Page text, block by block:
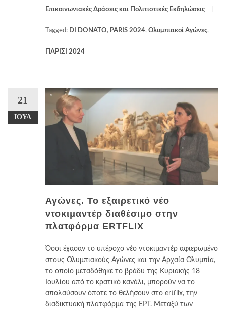
Επικοινωνιακές Δράσεις και Πολιτιστικές Εκδηλώσεις
Tagged: DI DONATO, PARIS 2024, Ολυμπιακοί Αγώνες,
ΠΑΡΙΣΙ 2024
21
ΙΟΎΛ
Αγώνες. Το εξαιρετικό νέο
ντοκιμαντέρ διαθέσιμο στην
πλατφόρμα ERTFLIX
Όσοι έχασαν το υπέροχο νέο ντοκιμαντέρ αφιερωμένο
στους Ολυμπιακούς Αγώνες και την Αρχαία Ολυμπία,
το οποίο μεταδόθηκε το βράδυ της Κυριακής 18
Ιουλίου από το κρατικό κανάλι, μπορούν να το
απολαύσουν όποτε το θελήσουν στο ertflix, την
διαδικτυακή πλατφόρμα της ΕΡΤ. Μεταξύ των